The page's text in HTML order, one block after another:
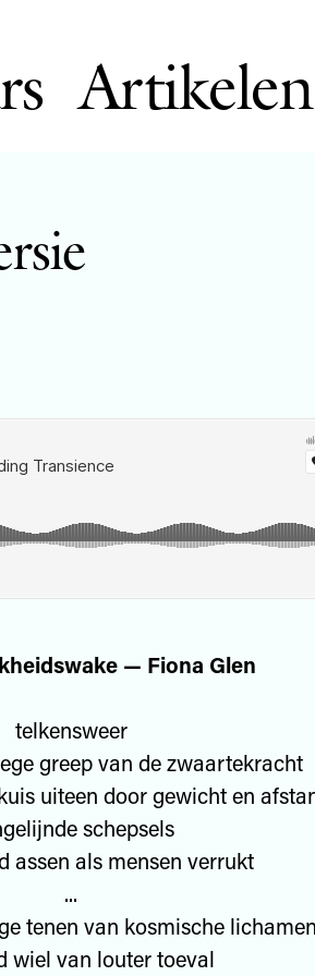
Artikelen
— Fiona Glen
telkensweer
greep van de zwaartekracht
uiteen door gewicht en
schepsels
assen als mensen verrukt
...
tenen van kosmische
wiel van louter toeval